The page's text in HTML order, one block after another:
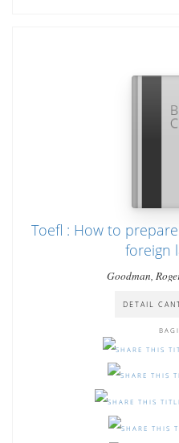
Toefl : How to
foreign
Goodman,
DETAIL